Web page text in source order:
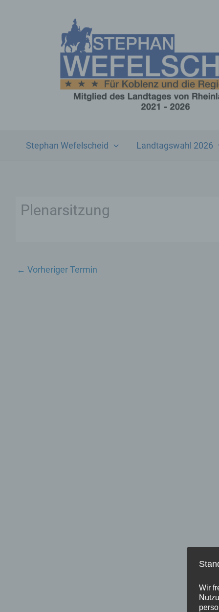
Stephan Wefelscheid Landtagswahl 2026
Plenarsitzung
← Vorheriger Termin
Wir